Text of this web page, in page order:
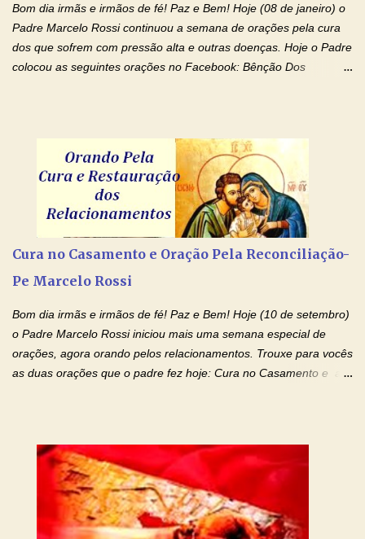
Bom dia irmãs e irmãos de fé! Paz e Bem! Hoje (08 de janeiro) o
Padre Marcelo Rossi continuou a semana de orações pela cura
dos que sofrem com pressão alta e outras doenças. Hoje o Padre
colocou as seguintes orações no Facebook: Bênção Dos
Senhora! Adriana-Devoção e Fé Bênção Dos Enfermos O Senhor
Jesus esteja ao vosso lado, para vos defender, dentro de vós,
para vos conservar; diante de vós, pra vos conduzir; atrás de vós
para vos guardar; acima de vós, para vos abençoar. Ele que vive
e reina pelos séculos dos séculos. Amém! Oração De Cura De
Nome † (sinal da cruz), que está acima de todo Nome, que todos
os padrões de enfermidade física transmitidos em minha linha de
os laços...
Cura no Casamento e Oração Pela Reconciliação-
Pe Marcelo Rossi
Bom dia irmãs e irmãos de fé! Paz e Bem! Hoje (10 de setembro)
o Padre Marcelo Rossi iniciou mais uma semana especial de
orações, agora orando pelos relacionamentos. Trouxe para vocês
as duas orações que o padre fez hoje: Cura no Casamento e a
com o Momento de Fé. Que Deus abençoe e que todo
relacionamento seja fortalecido e curado no amor Ágape de
Jesus. Adriana-Devoção e Fé Mensagem do Padre Marcelo Rossi
em seu Facebook: Amados, iniciamos uma semana para orar
pelos relacionamentos. Diz a Bíblia sagrada: "O amor é paciente,